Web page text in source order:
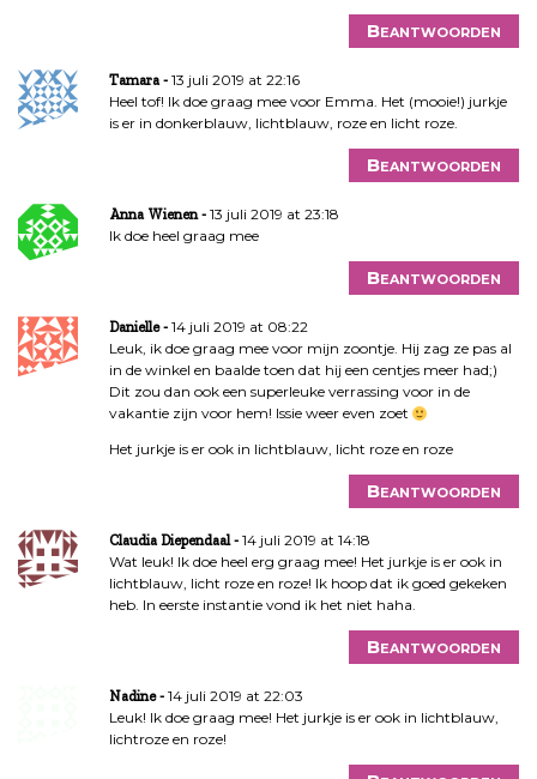
Beantwoorden
Tamara
13 juli 2019 at 22:16
Heel tof! Ik doe graag mee voor Emma. Het (mooie!) jurkje
is er in donkerblauw, lichtblauw, roze en licht roze.
Beantwoorden
Anna Wienen
13 juli 2019 at 23:18
Ik doe heel graag mee
Beantwoorden
Danielle
14 juli 2019 at 08:22
Leuk, ik doe graag mee voor mijn zoontje. Hij zag ze pas al
in de winkel en baalde toen dat hij een centjes meer had;)
Dit zou dan ook een superleuke verrassing voor in de
vakantie zijn voor hem! Issie weer even zoet
Het jurkje is er ook in lichtblauw, licht roze en roze
Beantwoorden
Claudia Diependaal
14 juli 2019 at 14:18
Wat leuk! Ik doe heel erg graag mee! Het jurkje is er ook in
lichtblauw, licht roze en roze! Ik hoop dat ik goed gekeken
heb. In eerste instantie vond ik het niet haha.
Beantwoorden
Nadine
14 juli 2019 at 22:03
Leuk! Ik doe graag mee! Het jurkje is er ook in lichtblauw,
lichtroze en roze!